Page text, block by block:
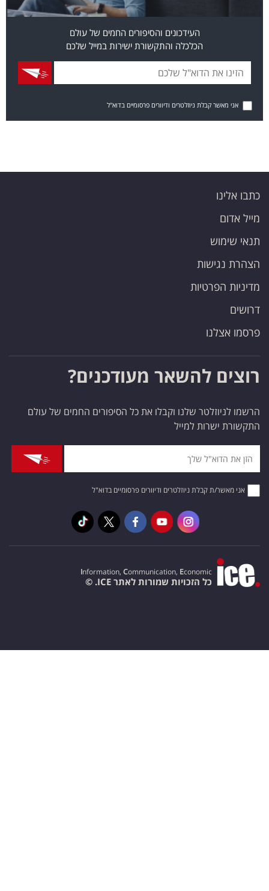
העידכונים והסיפורים החמים של עולם
הכלכלה והתקשורת ישירות במייל שלכם
אני מאשר קבלת ניוזלטרים ודיוורים פרסומיים בדוא"ל
כתבו אלינו
מייל אדום
תנאי שימוש
הצהרת נגישות
מדיניות הפרטיות
דרושים
פרסמו אצלנו
רוצים להשאר מעודכנים?
הרשמו לניוזלטר שלנו וקבלו את כל הסיפורים החמים של עולם
התקשורת ישרות למייל
אני מאשר/ת קבלת ניוזלטרים ודיוורים פרסומיים בדוא"ל
Information, Communication, Economic
כל הזכויות שמורות לאתר ICE. ©